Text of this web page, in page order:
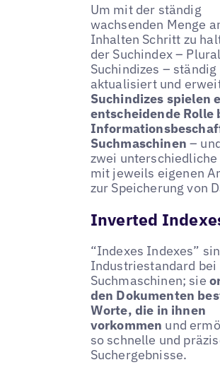
Um mit der ständig
wachsenden Menge
Inhalten Schritt zu
der Suchindex –
Suchindizes – ständig
aktualisiert und
Suchindizes spielen
entscheidende Rolle
Suchmaschinen –
zwei unterschiedliche
mit jeweils eigenen
zur Speicherung von
Inverted
“Indexes Indexes”
Industriestandard bei
Suchmaschinen; sie
den Dokumenten
Worte, die in ihnen
vorkommen und
so schnelle und
Suchergebnisse.